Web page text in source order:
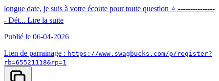
longue date, je suis à votre écoute pour toute question ⭐ ---------------
- Dét... Lire la suite
Publié le 06-04-2026
Lien de parrainage : https://www.swagbucks.com/p/register?
rb=65521118&rp=1